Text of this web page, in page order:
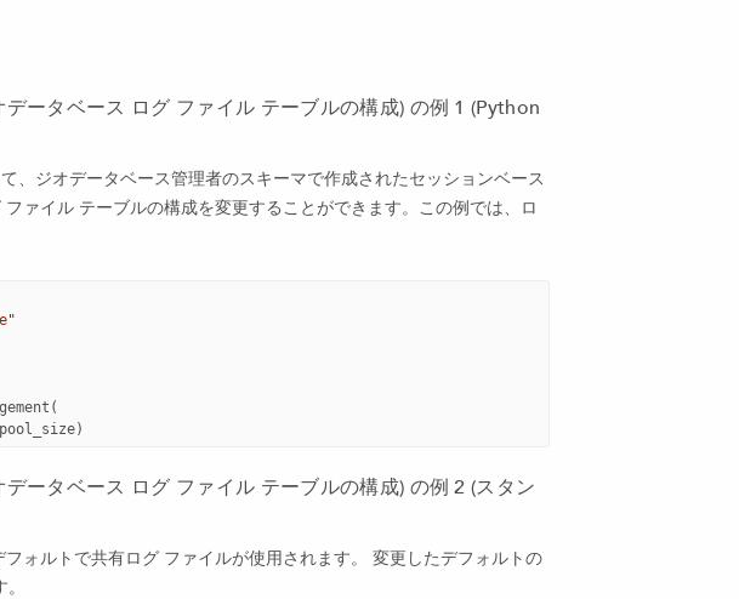
ータベース ログ ファイル テーブルの構成) の例 1 (Python
、ジオデータベース管理者のスキーマで作成されたセッションベース
ァイル テーブルの構成を変更することができます。この例では、ロ
(
)
ータベース ログ ファイル テーブルの構成) の例 2 (スタン
ォルトで共有ログ ファイルが使用されます。 変更したデフォルトの